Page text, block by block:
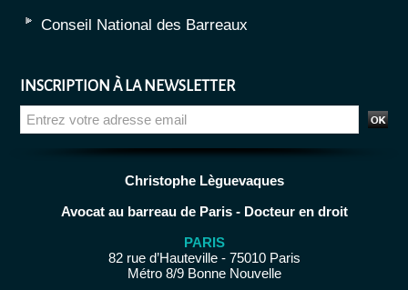
Conseil National des Barreaux
INSCRIPTION À LA NEWSLETTER
Christophe Lèguevaques
Avocat au barreau de Paris - Docteur en droit
PARIS
82 rue d’Hauteville - 75010 Paris
Métro 8/9 Bonne Nouvelle